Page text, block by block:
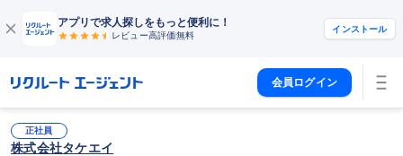
アプリで求人探しをもっと便利に！
レビュー高評価無料
インストール
会員ログイン
正社員
株式会社タケエイ